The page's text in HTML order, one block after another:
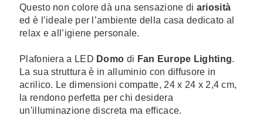
Questo non colore dà una sensazione di ariosità
ed è l’ideale per l’ambiente della casa dedicato al
relax e all’igiene personale.
Plafoniera a LED Domo di Fan Europe Lighting.
La sua struttura è in alluminio con diffusore in
acrilico. Le dimensioni compatte, 24 x 24 x 2,4 cm,
la rendono perfetta per chi desidera
un'illuminazione discreta ma efficace.